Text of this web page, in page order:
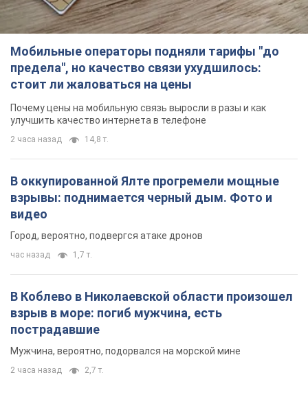
Мобильные операторы подняли тарифы "до
предела", но качество связи ухудшилось:
стоит ли жаловаться на цены
Почему цены на мобильную связь выросли в разы и как
улучшить качество интернета в телефоне
2 часа назад 14,8 т.
В оккупированной Ялте прогремели мощные
взрывы: поднимается черный дым. Фото и
видео
Город, вероятно, подвергся атаке дронов
час назад 1,7 т.
В Коблево в Николаевской области произошел
взрыв в море: погиб мужчина, есть
пострадавшие
Мужчина, вероятно, подорвался на морской мине
2 часа назад 2,7 т.